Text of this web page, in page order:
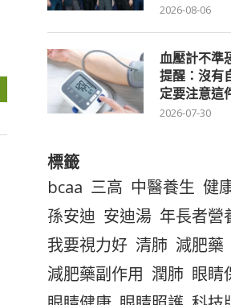
2026-08-06
血壓計不準
提醒：沒有
定要注意這
2026-07-30
標籤
bcaa 三高 中醫養生 健
孫安迪 安迪湯 年長者營
我要視力好 清肺 減肥藥
減肥藥副作用 潤肺 眼睛